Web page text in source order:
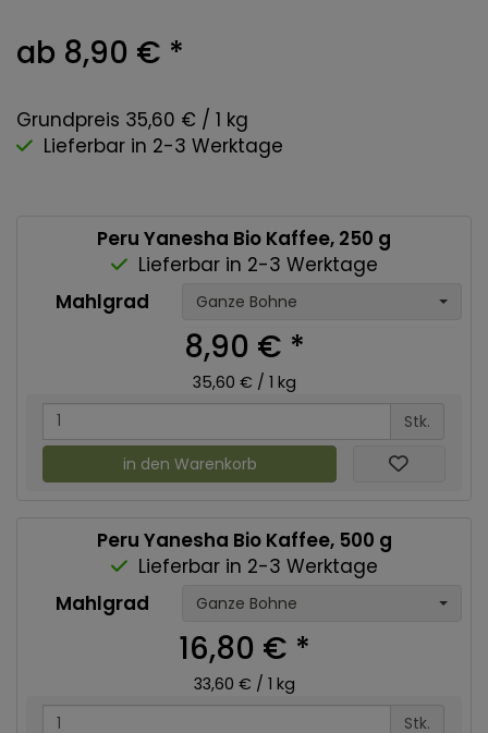
ab 8,90 € *
Grundpreis 35,60 € / 1 kg
Lieferbar in 2-3 Werktage
Peru Yanesha Bio Kaffee, 250 g
Lieferbar in 2-3 Werktage
Mahlgrad
Ganze Bohne
8,90 € *
35,60 € / 1 kg
Stk.
in den Warenkorb
Peru Yanesha Bio Kaffee, 500 g
Lieferbar in 2-3 Werktage
Mahlgrad
Ganze Bohne
16,80 € *
33,60 € / 1 kg
Stk.